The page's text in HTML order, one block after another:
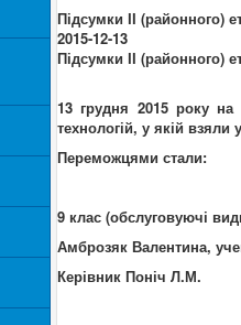
Підсумки ІІ (районного)
2015-12-13
Підсумки ІІ (районного)
13 грудня 2015 року на
технологій, у якій взяли
Переможцями стали:
9 клас (обслуговуючі
Амброзяк Валентина,
Керівник Поніч Л.М.